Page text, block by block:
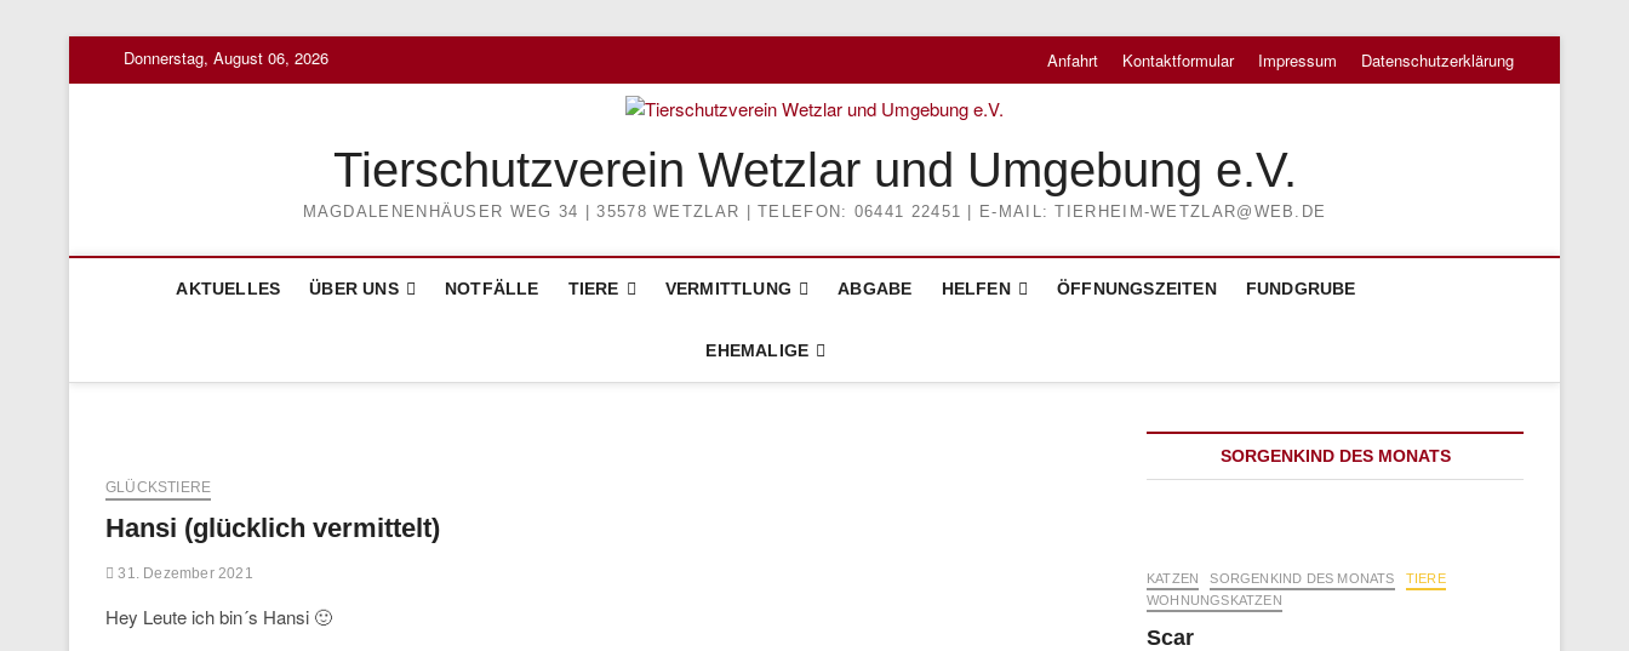
Donnerstag, August 06, 2026 Anfahrt Kontaktformular Impressum Datenschutzerklärung
Tierschutzverein Wetzlar und Umgebung e.V.
MAGDALENENHÄUSER WEG 34 | 35578 WETZLAR | TELEFON: 06441 22451 | E-MAIL: TIERHEIM-WETZLAR@WEB.DE
AKTUELLES ÜBER UNS NOTFÄLLE TIERE VERMITTLUNG ABGABE HELFEN ÖFFNUNGSZEITEN FUNDGRUBE
EHEMALIGE
GLÜCKSTIERE
Hansi (glücklich vermittelt)
31. Dezember 2021
Hey Leute ich bin´s Hansi 🙂
SORGENKIND DES MONATS
KATZEN SORGENKIND DES MONATS
TIERE
WOHNUNGSKATZEN
Scar